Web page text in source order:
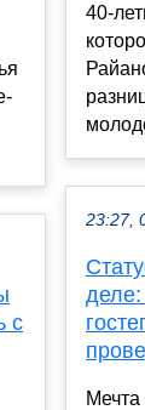
с
40-
23:27,
деле: